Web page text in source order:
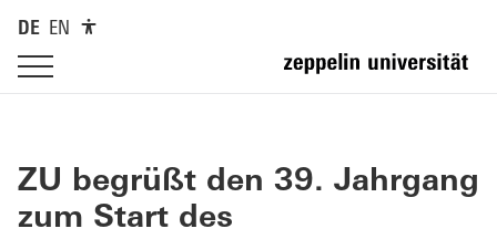
DE EN
ZU begrüßt den 39. Jahrgang
zum Start des